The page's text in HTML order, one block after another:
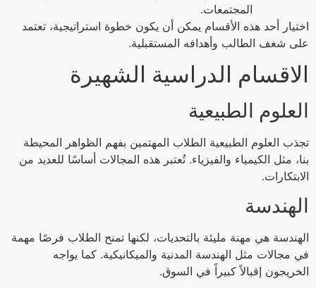
المجتمعات.
اختيار أحد هذه الأقسام يمكن أن يكون خطوة استراتيجية، تعتمد
على شغف الطالب وأهدافه المستقبلية.
الاقسام الدراسية الشهيرة
العلوم الطبيعية
تجذب العلوم الطبيعية الطلاب المهتمين بفهم الظواهر المحيطة
بنا، مثل الكيمياء والفيزياء. تُعتبر هذه المجالات أساسًا للعديد من
الابتكارات.
الهندسة
الهندسة هي مهنة مليئة بالتحديات، لكنها تمنح الطلاب فرصًا مهمة
في مجالات مثل الهندسة المدنية والميكانيكية. كما يواجه
الخريجون إقبالاً كبيراً في السوق.